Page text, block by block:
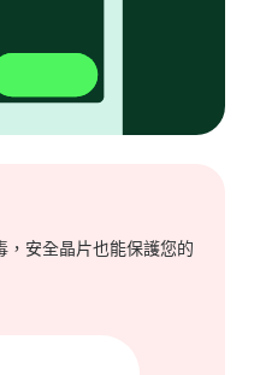
，安全晶片也能保護您的